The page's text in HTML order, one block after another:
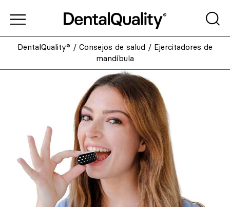
DentalQuality® / Consejos de salud / Ejercitadores de
mandíbula